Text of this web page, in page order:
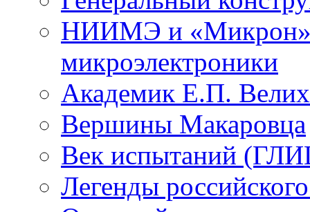
НИИМЭ и «Микрон»
микроэлектроники
Академик Е.П.
Вершины Макаровца
Век испытаний
Легенды